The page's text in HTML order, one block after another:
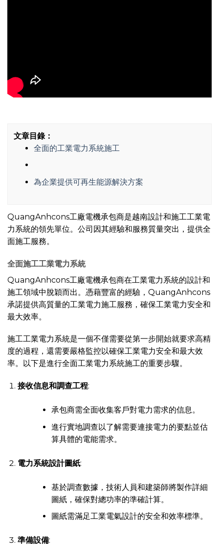
文章目錄：
全面的工業電力系統施工
為企業提供可再生能源解決方案
QuangAnhcons工廠電機承包商是越南設計和施工工業電
力系統的領先單位。公司因其經驗和服務質量突出，提供全
面施工服務。
全面施工工業電力系統
QuangAnhcons工廠電機承包商在工業電力系統的設計和
施工領域中脫穎而出。憑藉豐富的經驗，QuangAnhcons
承諾提供高質量的工業電力施工服務，確保工業電力安全和
最大效率。
施工工業電力系統是一個不僅需要從第一步開始就要求高精
度的過程，還需要嚴格監控以確保工業電力安全和最大效
率。以下是進行全面工業電力系統施工的重要步驟。
接收信息和調查工程:
承包商需全面收集客戶對電力需求的信息。
進行實地調查以了解需要連接電力的要點並估
算具體的電能需求。
電力系統設計圖紙:
基於調查數據，技術人員和建築師將製作詳細
圖紙，確保對總功率的準確計算。
圖紙需滿足工業電氣設計的安全和效率標準。
準備設備: